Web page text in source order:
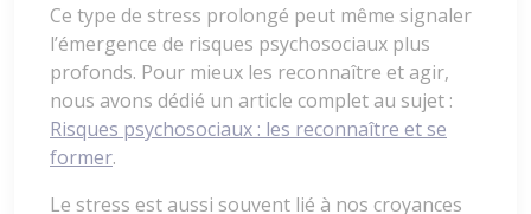
Ce type de stress prolongé peut même signaler
l’émergence de risques psychosociaux plus
profonds. Pour mieux les reconnaître et agir,
nous avons dédié un article complet au sujet :
Risques psychosociaux : les reconnaître et se
former.
Le stress est aussi souvent lié à nos croyances